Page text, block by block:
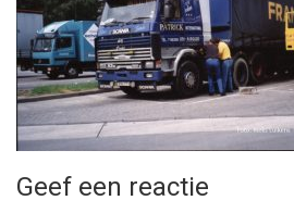
Geef een reactie